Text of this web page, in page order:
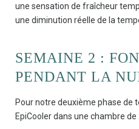
une sensation de fraîcheur
une diminution réelle de la
SEMAINE 2 :
PENDANT LA
Pour notre deuxième phase de
EpiCooler dans une chambre